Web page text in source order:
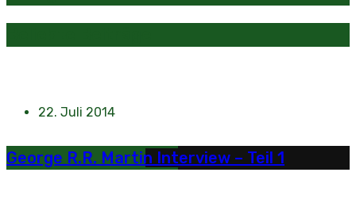
22. Juli 2014
George R.R. Martin Interview – Teil 1